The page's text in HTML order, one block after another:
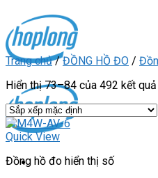
content
Trang chủ / ĐỒNG HỒ ĐO /
Hiển thị 73–84 của 492 kết quả
Quick View
Đồng hồ đo hiển thị số